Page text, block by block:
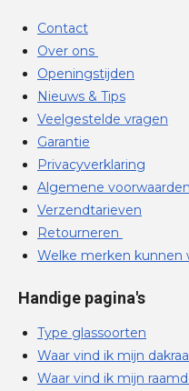
Contact
Over ons
Openingstijden
Nieuws & Tips
Veelgestelde vragen
Garantie
Privacyverklaring
Algemene voorwaarden
Verzendtarieven
Retourneren
Welke merken kunnen
Handige pagina's
Type glassoorten
Waar vind ik mijn
Waar vind ik mijn